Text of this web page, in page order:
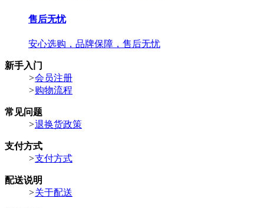
售后无忧
安心选购，品牌保障，售后无忧
新手入门
>会员注册
>购物流程
常见问题
>退换货政策
支付方式
>支付方式
配送说明
>关于配送